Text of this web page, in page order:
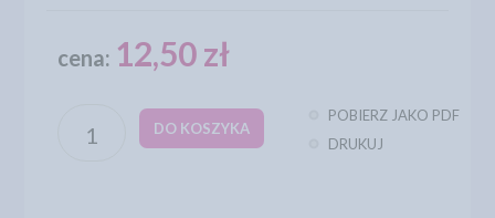
cena: 12,50 zł
DO KOSZYKA
POBIERZ JAKO PDF
DRUKUJ